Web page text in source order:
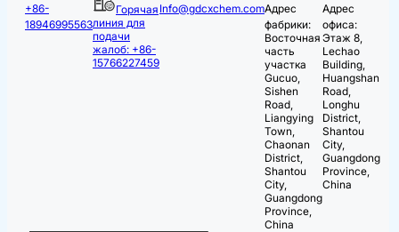
+86-
18946995563
Горячая
линия для
подачи
жалоб: +86-
15766227459
Info@gdcxchem.comАдрес
фабрики:
Восточная
часть
участка
Gucuo,
Sishen
Road,
Liangying
Town,
Chaonan
District,
Shantou
City,
Guangdong
Province,
China
Адрес
офиса:
Этаж 8,
Lechao
Building,
Huangshan
Road,
Longhu
District,
Shantou
City,
Guangdong
Province,
China